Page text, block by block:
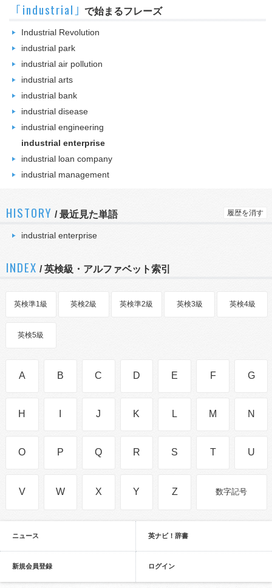
｢industrial｣ で始まるフレーズ
Industrial Revolution
industrial park
industrial air pollution
industrial arts
industrial bank
industrial disease
industrial engineering
industrial enterprise
industrial loan company
industrial management
HISTORY /最近見た単語 履歴を消す
industrial enterprise
INDEX / 英検級・アルファベット索引
英検準1級 英検2級 英検準2級 英検3級 英検4級
英検5級
A B C D E F G
H J K L M N
O P Q R S T U
V W X Y Z 数字記号
ニュース 英ナビ！辞書
新規会員登録 ログイン